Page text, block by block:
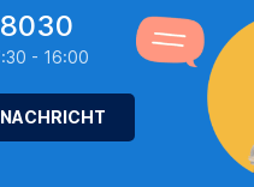
- 16:00